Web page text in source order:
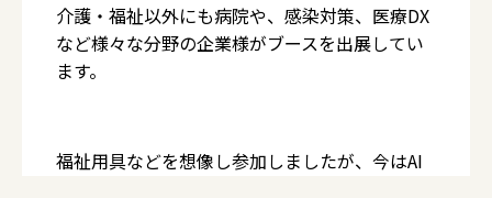
介護・福祉以外にも病院や、感染対策、医療DX
など様々な分野の企業様がブースを出展してい
ます。
福祉用具などを想像し参加しましたが、今はAI